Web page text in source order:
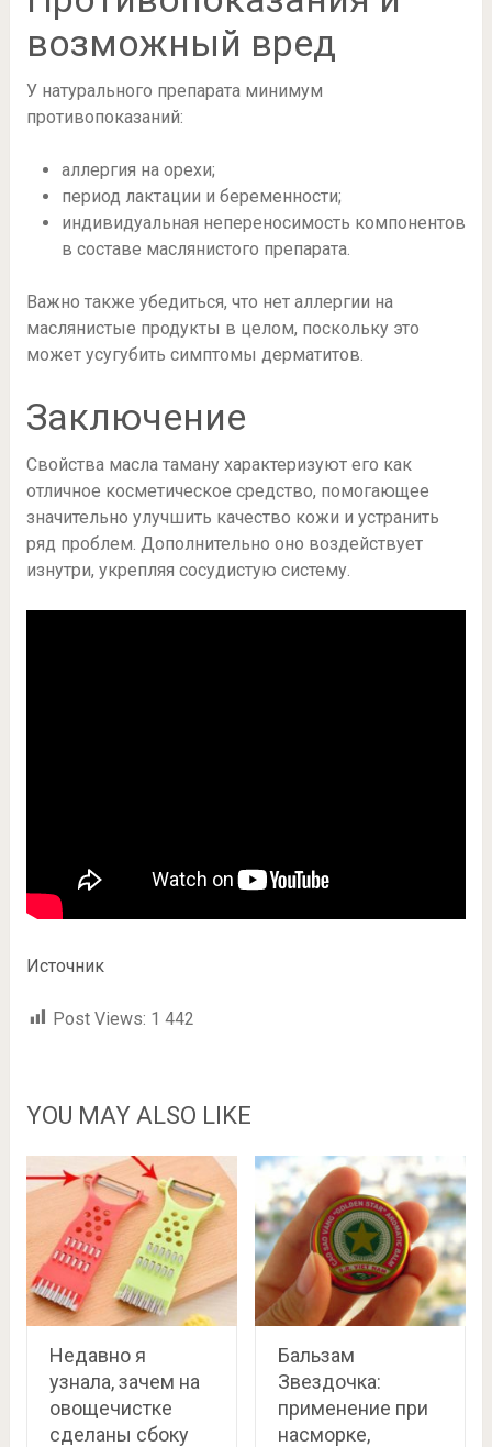
возможный вред
У натурального препарата минимум
противопоказаний:
аллергия на орехи;
период лактации и беременности;
индивидуальная непереносимость компонентов
в составе маслянистого препарата.
Важно также убедиться, что нет аллергии на
маслянистые продукты в целом, поскольку это
может усугубить симптомы дерматитов.
Заключение
Свойства масла таману характеризуют его как
отличное косметическое средство, помогающее
значительно улучшить качество кожи и устранить
ряд проблем. Дополнительно оно воздействует
изнутри, укрепляя сосудистую систему.
Источник
Post Views: 1 442
YOU MAY ALSO LIKE
Недавно я
узнала, зачем на
овощечистке
сделаны сбоку
Бальзам
Звездочка:
применение при
насморке,